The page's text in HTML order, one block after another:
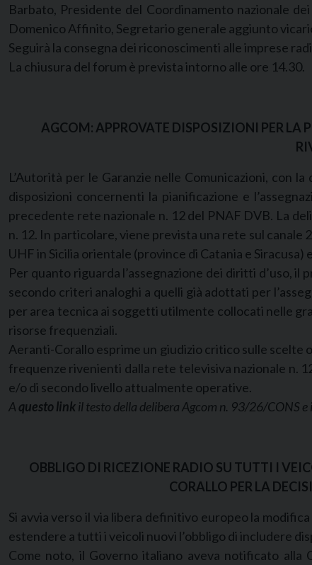
Barbato, Presidente del Coordinamento nazionale
Domenico Affinito, Segretario generale aggiunto
Seguirà la consegna dei riconoscimenti alle imprese
La chiusura del forum è prevista intorno alle ore 14.30.
AGCOM: APPROVATE DISPOSIZIONI PER LA
L’Autorità per le Garanzie nelle Comunicazioni, con
disposizioni concernenti la pianificazione e
precedente rete nazionale n. 12 del PNAF DVB. La
n. 12. In particolare, viene prevista una rete sul canale
UHF in Sicilia orientale (province di Catania e
Per quanto riguarda l’assegnazione dei diritti d’uso,
secondo criteri analoghi a quelli già adottati per
per area tecnica ai soggetti utilmente collocati nelle
risorse frequenziali.
Aeranti-Corallo esprime un giudizio critico sulle scelte
frequenze rivenienti dalla rete televisiva nazionale n.
e/o di secondo livello attualmente operative.
A questo linkil testo della delibera Agcom n. 93/26/CONS
OBBLIGO DI RICEZIONE RADIO SU TUTTI I
CORALLO PER LA
Si avvia verso il via libera definitivo europeo la
estendere a tutti i veicoli nuovi l’obbligo di includere
Come noto, il Governo italiano aveva notificato